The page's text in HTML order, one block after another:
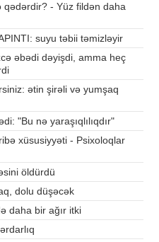
qədərdir? - Yüz fildən daha
suyu təbii təmizləyir
əbədi dəyişdi, amma heç
ətin şirəli və yumşaq
"Bu nə yaraşıqlılıqdır"
xüsusiyyəti - Psixoloqlar
öldürdü
dolu düşəcək
daha bir ağır itki